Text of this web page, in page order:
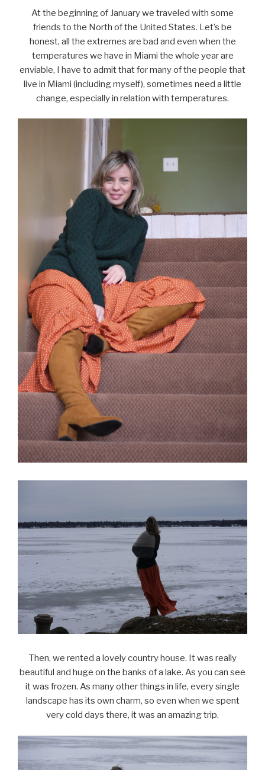
At the beginning of January we traveled with some
friends to the North of the United States. Let’s be
honest, all the extremes are bad and even when the
temperatures we have in Miami the whole year are
enviable, I have to admit that for many of the people that
live in Miami (including myself), sometimes need a little
change, especially in relation with temperatures.
Then, we rented a lovely country house. It was really
beautiful and huge on the banks of a lake. As you can see
it was frozen. As many other things in life, every single
landscape has its own charm, so even when we spent
very cold days there, it was an amazing trip.